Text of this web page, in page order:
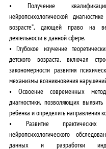
• Получение
нейропсихологической
возрасте”, дающей право на
деятельности в данной сфере.
•Глубокое изучение
детского возраста, включая
закономерности развития
механизмы возникновения
• Освоение современных
диагностики, позволяющих выявить
ребенка и определить направления
• Развитие
нейропсихологического
данных и разработки